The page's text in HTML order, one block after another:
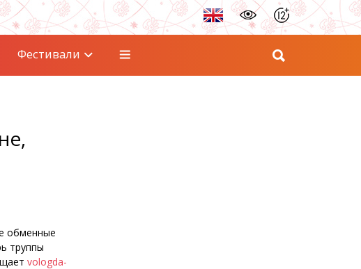
Фестивали
обменные
труппы
vologda-